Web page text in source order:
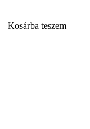
Kosárba teszem